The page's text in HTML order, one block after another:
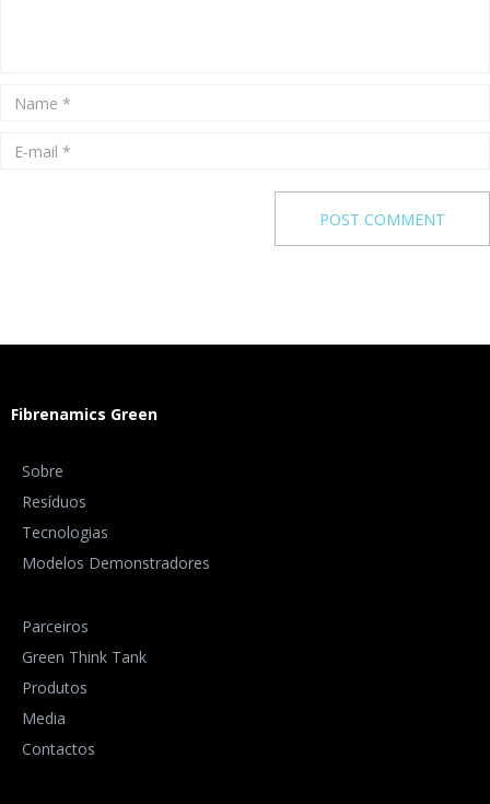
Fibrenamics Green
Sobre
Resíduos
Tecnologias
Modelos Demonstradores
Parceiros
Green Think Tank
Produtos
Media
Contactos